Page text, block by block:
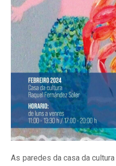
As paredes da casa da